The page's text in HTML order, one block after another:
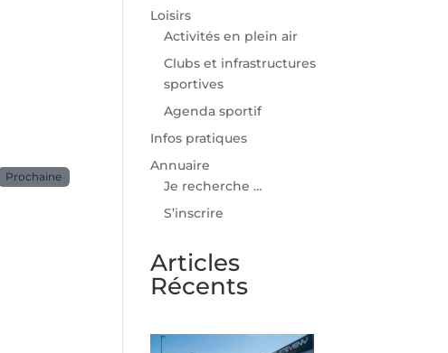
Prochaine
Loisirs
Activités en plein air
Clubs et infrastructures
sportives
Agenda sportif
Infos pratiques
Annuaire
Je recherche …
S’inscrire
Articles
Récents